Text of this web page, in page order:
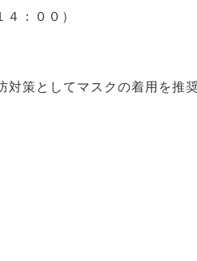
：００）
対策としてマスクの着用を推